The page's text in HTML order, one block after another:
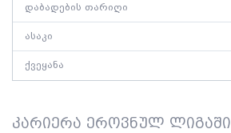
დაბადების თარიღი
ასაკი
ქვეყანა
კარიერა ეროვნულ ლიგაში